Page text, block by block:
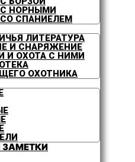
С НОРНЫМИ
СПАНИЕЛЕМ
ЛИТЕРАТУРА
И СНАРЯЖЕНИЕ
И ОХОТА С НИМИ
ОХОТНИКА
ЗАМЕТКИ